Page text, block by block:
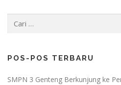
untuk:
POS-POS TERBARU
SMPN 3 Genteng Berkunjung ke